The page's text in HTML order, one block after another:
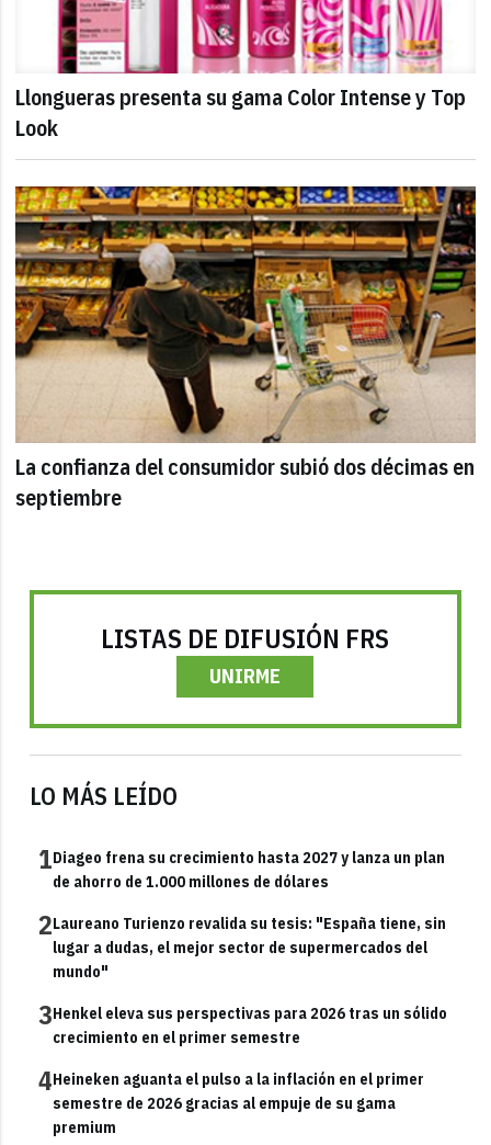
Llongueras presenta su gama Color Intense y Top
Look
La confianza del consumidor subió dos décimas en
septiembre
LISTAS DE DIFUSIÓN FRS
UNIRME
LO MÁS LEÍDO
1Diageo frena su crecimiento hasta 2027 y lanza un plan
de ahorro de 1.000 millones de dólares
2Laureano Turienzo revalida su tesis: "España tiene, sin
lugar a dudas, el mejor sector de supermercados del
mundo"
3Henkel eleva sus perspectivas para 2026 tras un sólido
crecimiento en el primer semestre
4Heineken aguanta el pulso a la inflación en el primer
semestre de 2026 gracias al empuje de su gama
premium